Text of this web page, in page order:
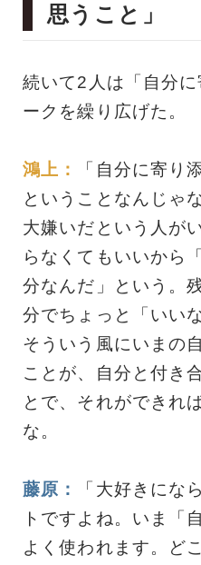
思うこと」
続いて2人は「自分
ークを繰り広げた。
鴻上：
「自分に寄り
ということなんじゃ
大嫌いだという人が
らなくてもいいから
分なんだ」という。
分でちょっと「いい
そういう風にいまの
ことが、自分と付き
とで、それができれ
な。
藤原：
「大好きにな
トですよね。いま「
よく使われます。ど